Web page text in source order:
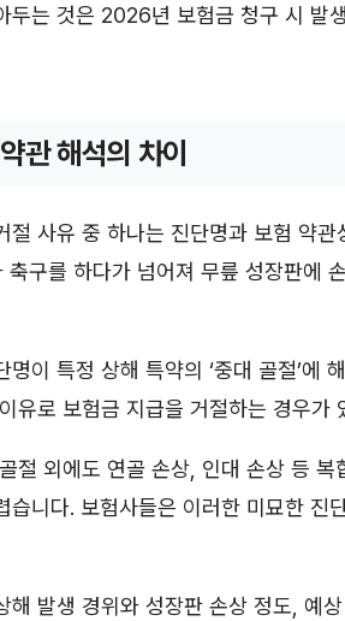
두는 것은 2026년 보험금 청구 시 발
관 해석의 차이
절 사유 중 하나는 진단명과 보험 약
구를 하다가 넘어져 무릎 성장판에
이 특정 상해 특약의 ‘중대 골절’에
유로 보험금 지급을 거절하는 경우가
절 외에도 연골 손상, 인대 손상 등
습니다. 보험사들은 이러한 미묘한 진
해 발생 경위와 성장판 손상 정도, 예